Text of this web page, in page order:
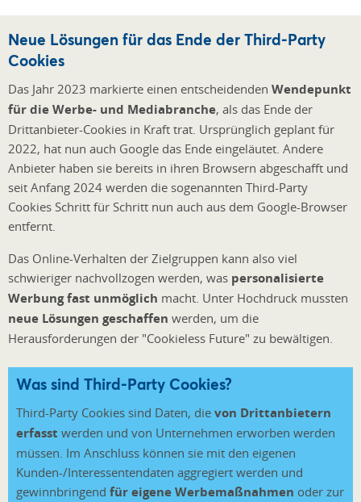
Neue Lösungen für das Ende der Third-Party
Cookies
Das Jahr 2023 markierte einen entscheidenden Wendepunkt
für die Werbe- und Mediabranche, als das Ende der
Drittanbieter-Cookies in Kraft trat. Ursprünglich geplant für
2022, hat nun auch Google das Ende eingeläutet. Andere
Anbieter haben sie bereits in ihren Browsern abgeschafft und
seit Anfang 2024 werden die sogenannten Third-Party
Cookies Schritt für Schritt nun auch aus dem Google-Browser
entfernt.
Das Online-Verhalten der Zielgruppen kann also viel
schwieriger nachvollzogen werden, was personalisierte
Werbung fast unmöglich macht. Unter Hochdruck mussten
neue Lösungen geschaffen werden, um die
Herausforderungen der "Cookieless Future" zu bewältigen.
Was sind Third-Party Cookies?
Third-Party Cookies sind Daten, die von Drittanbietern
erfasst werden und von Unternehmen erworben werden
müssen. Im Anschluss können sie mit den eigenen
Kunden-/Interessentendaten aggregiert werden und
gewinnbringend für eigene Werbemaßnahmen oder zur